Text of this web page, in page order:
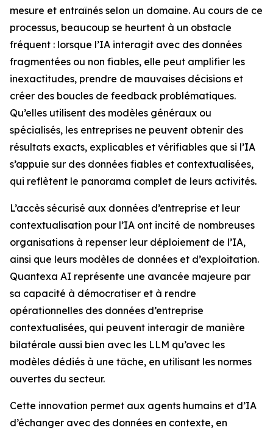
mesure et entraînés selon un domaine. Au cours de ce
processus, beaucoup se heurtent à un obstacle
fréquent : lorsque l’IA interagit avec des données
fragmentées ou non fiables, elle peut amplifier les
inexactitudes, prendre de mauvaises décisions et
créer des boucles de feedback problématiques.
Qu’elles utilisent des modèles généraux ou
spécialisés, les entreprises ne peuvent obtenir des
résultats exacts, explicables et vérifiables que si l’IA
s’appuie sur des données fiables et contextualisées,
qui reflètent le panorama complet de leurs activités.
L’accès sécurisé aux données d’entreprise et leur
contextualisation pour l’IA ont incité de nombreuses
organisations à repenser leur déploiement de l’IA,
ainsi que leurs modèles de données et d’exploitation.
Quantexa AI représente une avancée majeure par
sa capacité à démocratiser et à rendre
opérationnelles des données d’entreprise
contextualisées, qui peuvent interagir de manière
bilatérale aussi bien avec les LLM qu’avec les
modèles dédiés à une tâche, en utilisant les normes
ouvertes du secteur.
Cette innovation permet aux agents humains et d’IA
d’échanger avec des données en contexte, en